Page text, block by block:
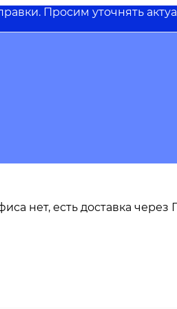
Просим уточнять
нет, есть доставка